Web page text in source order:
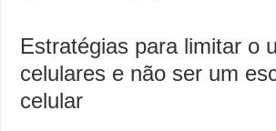
Estratégias para limitar o
celulares e não ser um
celular